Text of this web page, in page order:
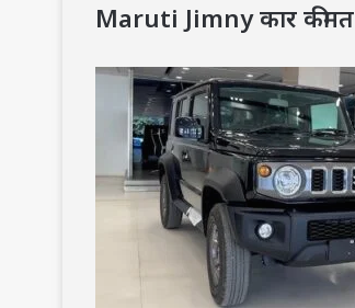
Maruti Jimny कार कीमत